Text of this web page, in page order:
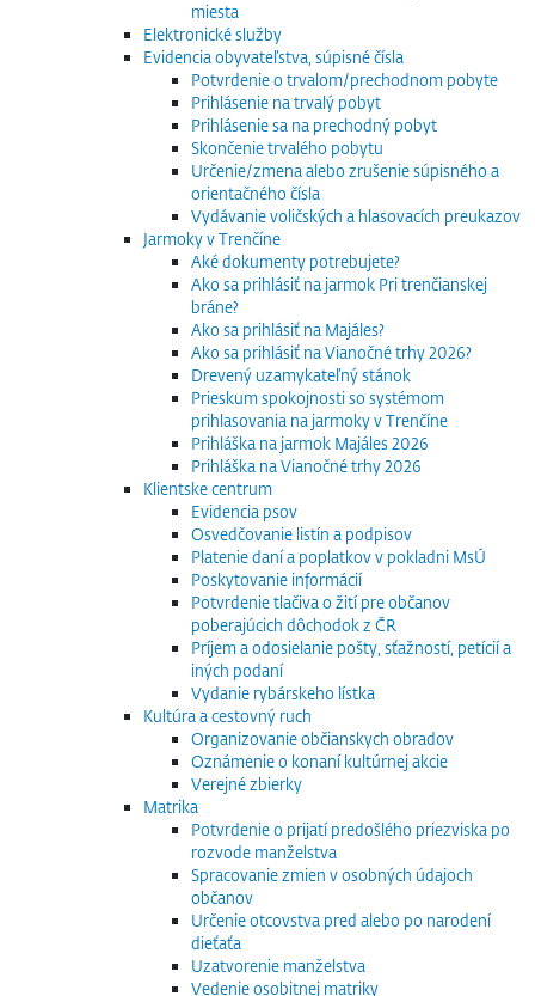
miesta
Elektronické služby
Evidencia obyvateľstva, súpisné čísla
Potvrdenie o trvalom/prechodnom pobyte
Prihlásenie na trvalý pobyt
Prihlásenie sa na prechodný pobyt
Skončenie trvalého pobytu
Určenie/zmena alebo zrušenie súpisného a
orientačného čísla
Vydávanie voličských a hlasovacích preukazov
Jarmoky v Trenčíne
Aké dokumenty potrebujete?
Ako sa prihlásiť na jarmok Pri trenčianskej
bráne?
Ako sa prihlásiť na Majáles?
Ako sa prihlásiť na Vianočné trhy 2026?
Drevený uzamykateľný stánok
Prieskum spokojnosti so systémom
prihlasovania na jarmoky v Trenčíne
Prihláška na jarmok Majáles 2026
Prihláška na Vianočné trhy 2026
Klientske centrum
Evidencia psov
Osvedčovanie listín a podpisov
Platenie daní a poplatkov v pokladni MsÚ
Poskytovanie informácií
Potvrdenie tlačiva o žití pre občanov
poberajúcich dôchodok z ČR
Príjem a odosielanie pošty, sťažností, petícií a
iných podaní
Vydanie rybárskeho lístka
Kultúra a cestovný ruch
Organizovanie občianskych obradov
Oznámenie o konaní kultúrnej akcie
Verejné zbierky
Matrika
Potvrdenie o prijatí predošlého priezviska po
rozvode manželstva
Spracovanie zmien v osobných údajoch
občanov
Určenie otcovstva pred alebo po narodení
dieťaťa
Uzatvorenie manželstva
Vedenie osobitnej matriky